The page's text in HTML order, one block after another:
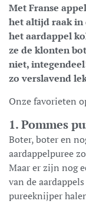
Met Franse
het altijd raak in
het aardappel
ze de klonten
niet,
zo verslavend
Onze favorieten
1. Pommes
Boter, boter en
aardappelpuree
Maar er zijn nog
van de
pureeknijper